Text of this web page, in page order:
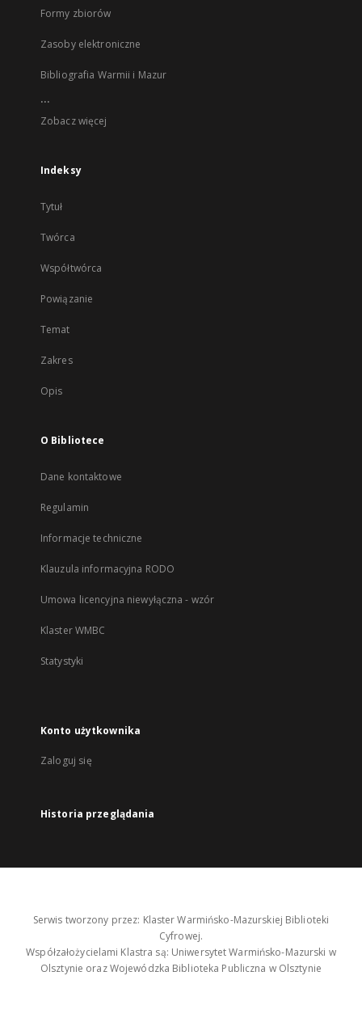
Formy zbiorów
Zasoby elektroniczne
Bibliografia Warmii i Mazur
...
Zobacz więcej
Indeksy
Tytuł
Twórca
Współtwórca
Powiązanie
Temat
Zakres
Opis
O Bibliotece
Dane kontaktowe
Regulamin
Informacje techniczne
Klauzula informacyjna RODO
Umowa licencyjna niewyłączna - wzór
Klaster WMBC
Statystyki
Konto użytkownika
Zaloguj się
Historia przeglądania
Serwis tworzony przez: Klaster Warmińsko-Mazurskiej Biblioteki
Cyfrowej.
Współzałożycielami Klastra są: Uniwersytet Warmińsko-Mazurski w
Olsztynie oraz Wojewódzka Biblioteka Publiczna w Olsztynie